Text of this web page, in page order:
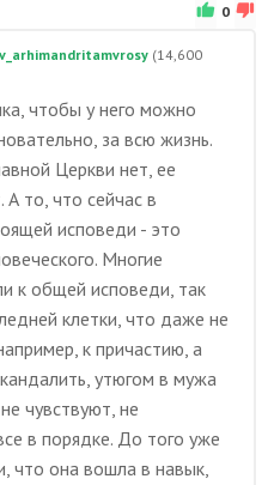
0
(14,600
чтобы у него можно
за всю жизнь.
Церкви нет, ее
то, что сейчас в
исповеди - это
Многие
к общей исповеди, так
клетки, что даже не
к причастию, а
утюгом в мужа
чувствуют, не
в порядке. До того уже
что она вошла в навык,